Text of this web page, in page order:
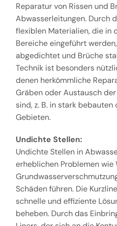
Reparatur von Rissen und
Abwasserleitungen. Durch
flexiblen Materialien, die in
Bereiche eingeführt
abgedichtet und Brüche
Technik ist besonders
denen herkömmliche
Gräben oder Austausch
sind, z. B. in stark
Gebieten.
Undichte Stellen:
Undichte Stellen in
erheblichen Problemen wie
Schäden führen. Die
schnelle und effiziente
beheben. Durch das